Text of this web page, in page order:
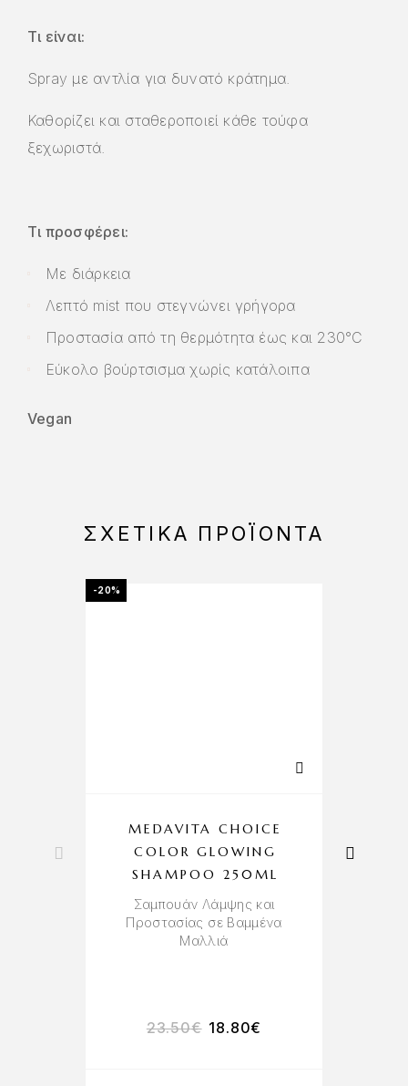
Τι είναι:
Spray με αντλία για δυνατό κράτημα.
Καθορίζει και σταθεροποιεί κάθε τούφα
ξεχωριστά.
Τι προσφέρει:
Με διάρκεια
Λεπτό mist που στεγνώνει γρήγορα
Προστασία από τη θερμότητα έως και 230°C
Εύκολο βούρτσισμα χωρίς κατάλοιπα
Vegan
ΣΧΕΤΙΚΆ ΠΡΟΪΌΝΤΑ
-20%
MEDAVITA CHOICE
COLOR GLOWING
SHAMPOO 250ML
Σαμπουάν Λάμψης και
Προστασίας σε Βαμμένα
Μαλλιά
23.50€ 18.80€